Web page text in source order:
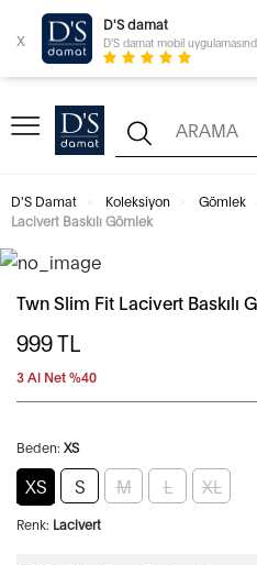
x
D'S damat
D'S damat mobil
D'S Damat Koleksiyon Gömlek
Lacivert Baskılı Gömlek
Twn Slim Fit Lacivert Baskılı
999TL
3 Al Net %40
Beden: XS
XS S M L XL
Renk: Lacivert